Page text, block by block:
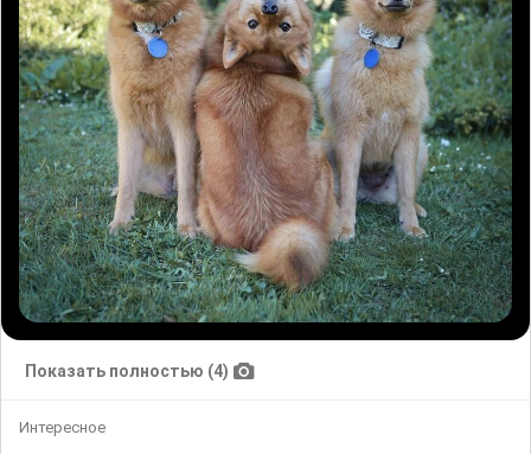
Показать полностью (4)
Интересное